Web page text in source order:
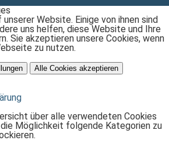
Website. Einige von ihnen sind
uns helfen, diese Website und Ihre
Sie akzeptieren unsere Cookies, wenn
zu nutzen.
Alle Cookies akzeptieren
über alle verwendeten Cookies
Möglichkeit folgende Kategorien zu